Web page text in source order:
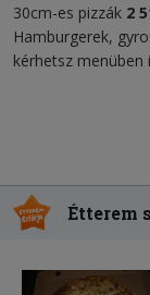
30cm-es pizzák 2
Hamburgerek,
kérhetsz menüben
Étterem